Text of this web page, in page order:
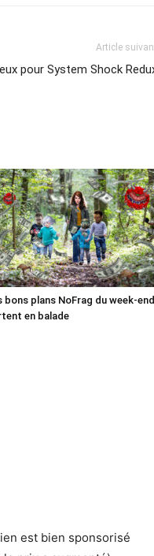
Article
pour System Shock
bons plans NoFrag du week-end
en balade
est bien sponsorisé